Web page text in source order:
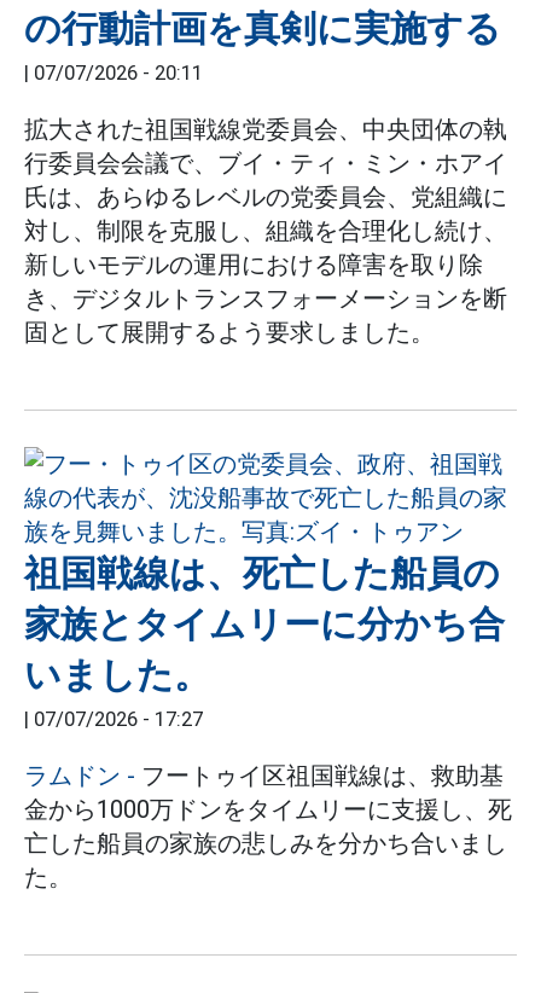
の行動計画を真剣に実施する
| 07/07/2026 - 20:11
拡大された祖国戦線党委員会、中央団体の執
行委員会会議で、ブイ・ティ・ミン・ホアイ
氏は、あらゆるレベルの党委員会、党組織に
対し、制限を克服し、組織を合理化し続け、
新しいモデルの運用における障害を取り除
き、デジタルトランスフォーメーションを断
固として展開するよう要求しました。
祖国戦線は、死亡した船員の
家族とタイムリーに分かち合
いました。
| 07/07/2026 - 17:27
ラムドン - フートゥイ区祖国戦線は、救助基
金から1000万ドンをタイムリーに支援し、死
亡した船員の家族の悲しみを分かち合いまし
た。